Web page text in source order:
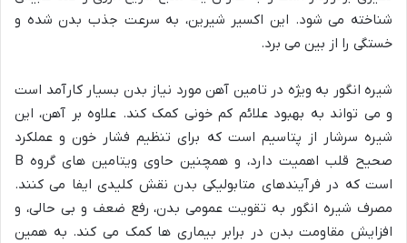
شناخته می شود. این اکسیر شیرین، به سرعت جذب بدن شده و
خستگی را از بین می برد.
شیره انگور به ویژه در تامین آهن مورد نیاز بدن بسیار کارآمد است
و می تواند به بهبود علائم کم خونی کمک کند. علاوه بر آهن، این
شیره سرشار از پتاسیم است که برای تنظیم فشار خون و عملکرد
صحیح قلب اهمیت دارد، و همچنین حاوی ویتامین های گروه B
است که در فرآیندهای متابولیکی بدن نقش کلیدی ایفا می کنند.
مصرف شیره انگور به تقویت عمومی بدن، رفع ضعف و بی حالی، و
افزایش مقاومت بدن در برابر بیماری ها کمک می کند. به همین